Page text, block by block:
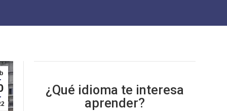
¿Qué idioma te interesa
aprender?